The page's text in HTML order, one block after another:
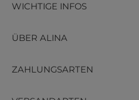
WICHTIGE INFOS
ÜBER ALINA
ZAHLUNGSARTEN